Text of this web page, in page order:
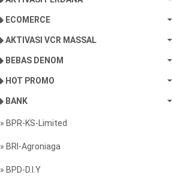
ECOMERCE
AKTIVASI VCR MASSAL
BEBAS DENOM
HOT PROMO
BANK
» BPR-KS-Limited
» BRI-Agroniaga
» BPD-D.I.Y